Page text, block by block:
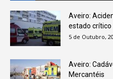
Aveiro:
estado crítico
5 de Outubro,
Aveiro:
Mercantéis